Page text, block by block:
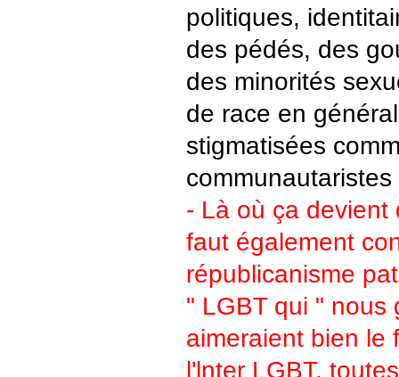
politiques,
des pédés, des
des minorités
de race en
stigmatisées
- Là où ça devient
faut également
républicanisme
" LGBT qui " nous
aimeraient bien le
l'lnter LGBT,